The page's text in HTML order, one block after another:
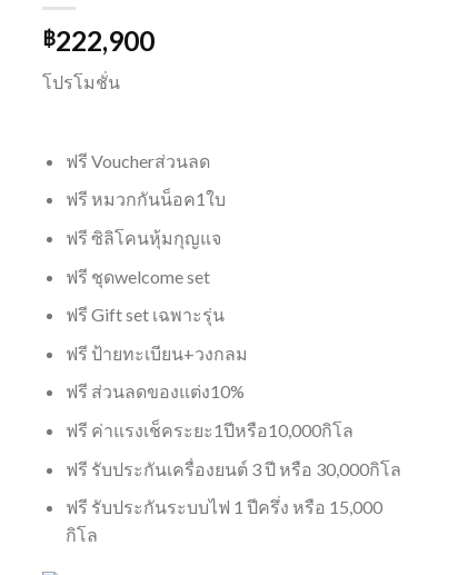
฿222,900
โปรโมชั่น
​ฟรี​ Voucher​ส่วนลด
ฟรี หมวกกันน็อค1ใบ
ฟรี ซิลิโคน​หุ้มกุญแจ
ฟรี ชุดwelcome set
ฟรี​ ​Gift​ set​ เฉพาะรุ่น
ฟรี ป้ายทะเบียน+วงกลม
ฟรี​ ส่วนลดของแต่ง10%​
ฟรี​ ค่าแรงเช็คระยะ1ปีหรือ10,000​กิโล​
ฟรี รับประกันเครื่องยนต์ 3 ปี หรือ 30,000กิโล
ฟรี รับประกันระบบไฟ 1 ปีครึ่ง หรือ 15,000
กิโล